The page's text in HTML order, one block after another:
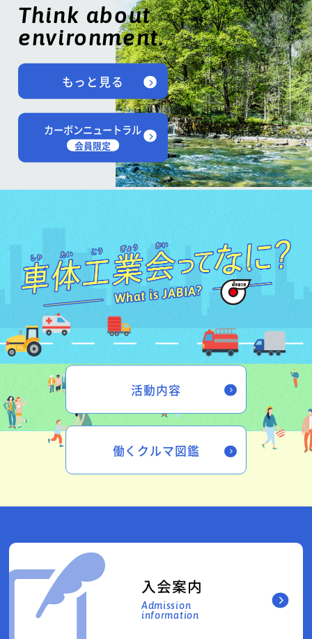
Think about
environment.
もっと見る
カーボンニュートラル
会員限定
活動内容
働くクルマ図鑑
入会案内
Admission
information